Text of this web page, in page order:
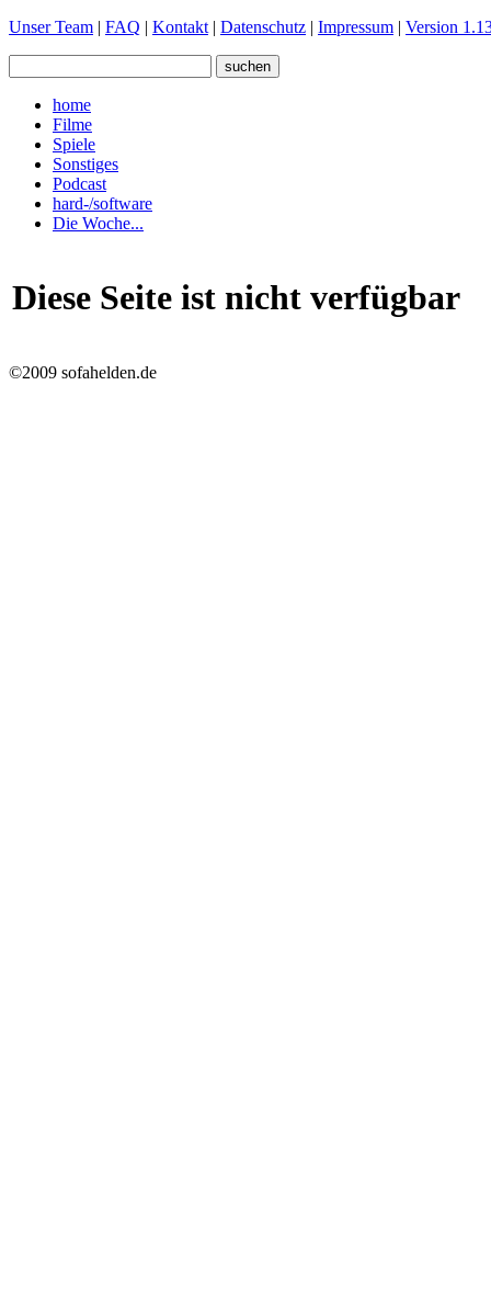
Unser Team | FAQ | Kontakt | Datenschutz | Impressum | Version
home
Filme
Spiele
Sonstiges
Podcast
hard-/software
Die Woche...
Diese Seite ist nicht verfügbar
©2009 sofahelden.de